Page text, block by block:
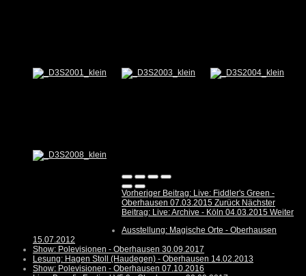
Vorheriger Beitrag: Live: Fiddler's Green -
Oberhausen 07.03.2015 Zurück Nächster
Beitrag: Live: Archive - Köln 04.03.2015 Weiter
Ausstellung: Magische Orte - Oberhausen
15.07.2012
Show: Polevisionen - Oberhausen 30.09.2017
Lesung: Hagen Stoll (Haudegen) - Oberhausen 14.02.2013
Show: Polevisionen - Oberhausen 07.10.2016